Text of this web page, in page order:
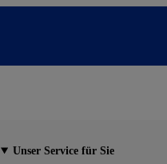
Unser Service für Sie